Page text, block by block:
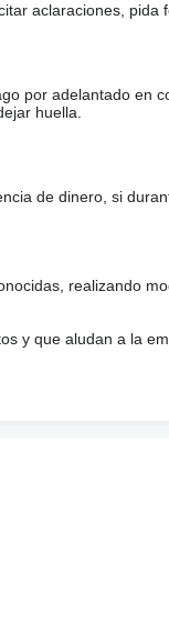
aclaraciones, pida
por adelantado en
huella.
de dinero, si
realizando
y que aludan a la